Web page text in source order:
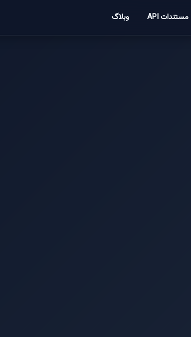
مستندات API وبلاگ